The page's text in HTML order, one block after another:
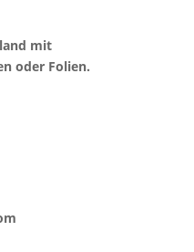
mit
oder Folien.